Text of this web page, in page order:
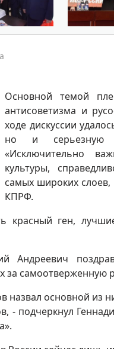
Основной темой
антисоветизма и
ходе дискуссии
но и серьезную
«Исключительно
культуры,
самых широких слоев,
КПРФ.
красный ген,
Андреевич
за самоотверженную
назвал основной из
- подчеркнул